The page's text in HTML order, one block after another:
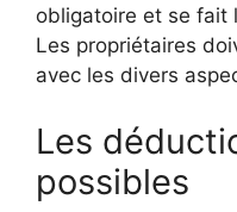
obligatoire et se fait
Les propriétaires
avec les divers
Les
possibles